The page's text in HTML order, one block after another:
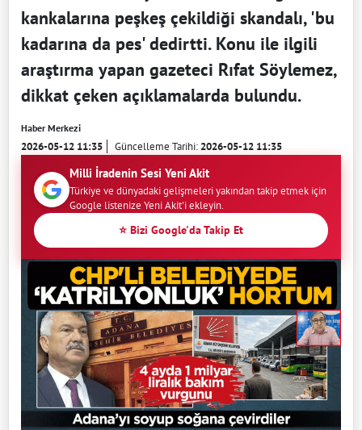
kankalarına peşkeş çekildiği skandalı, 'bu
kadarına da pes' dedirtti. Konu ile ilgili
araştırma yapan gazeteci Rıfat Söylemez,
dikkat çeken açıklamalarda bulundu.
Haber Merkezi
2026-05-12 11:35 Güncelleme Tarihi:2026-05-12 11:35
Milli İradenin Sesi Yeni Akit
Türkiye ve dünyadaki gelişmeleri yakından takip etmek için
Google listenize Yeni Akit'i ekleyin.
⭐ Bizi Google'da Takip Et